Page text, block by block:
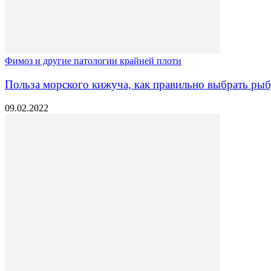
Фимоз и другие патологии крайней плоти
Польза морского кижуча, как правильно выбрать
09.02.2022